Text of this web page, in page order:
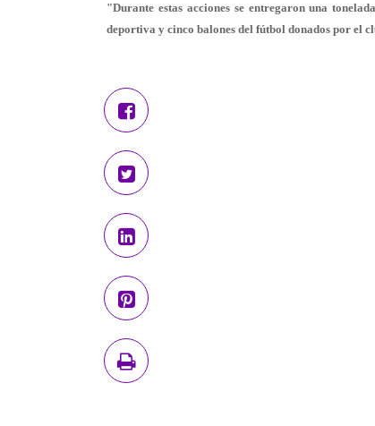
"Durante estas acciones se entregaron una
deportiva y cinco balones del fútbol donados por el